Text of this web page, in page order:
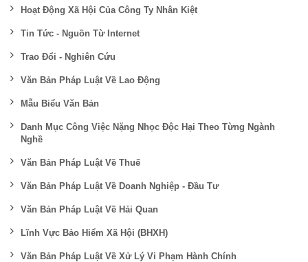
Hoạt Động Xã Hội Của Công Ty Nhân Kiệt
Tin Tức - Nguồn Từ Internet
Trao Đổi - Nghiên Cứu
Văn Bản Pháp Luật Về Lao Động
Mẫu Biểu Văn Bản
Danh Mục Công Việc Nặng Nhọc Độc Hại Theo Từng Ngành
Nghề
Văn Bản Pháp Luật Về Thuế
Văn Bản Pháp Luật Về Doanh Nghiệp - Đầu Tư
Văn Bản Pháp Luật Về Hải Quan
Lĩnh Vực Bảo Hiểm Xã Hội (BHXH)
Văn Bản Pháp Luật Về Xử Lý Vi Phạm Hành Chính